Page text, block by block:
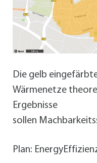
Die gelb
Wärmenetze
Ergebnisse
sollen
Plan: